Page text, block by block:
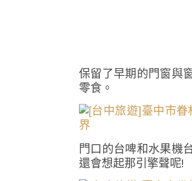
保留了早期的門窗與
零食。
門口的台啤和水果機
還會想起那引擎聲呢!